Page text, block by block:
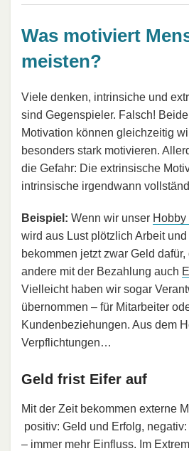
Was motiviert
meisten?
Viele denken, intrinsiche und
sind Gegenspieler. Falsch!
Motivation können gleichzeitig
besonders stark motivieren.
die Gefahr: Die extrinsische
intrinsische irgendwann
Beispiel: Wenn wir unser Hobby
wird aus Lust plötzlich Arbeit
bekommen jetzt zwar Geld
andere mit der Bezahlung auch
Vielleicht haben wir sogar
übernommen – für Mitarbeiter
Kundenbeziehungen. Aus dem
Verpflichtungen…
Geld frist Eifer auf
Mit der Zeit bekommen externe
positiv: Geld und Erfolg,
– immer mehr Einfluss. Im